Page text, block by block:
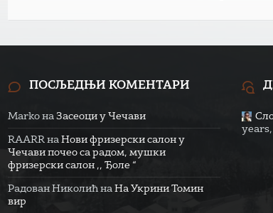
ПОСЉЕДЊИ КОМЕНТАРИ
Marko наЗасеоци у Чечави
RAARR наНови фризерски салон у
Чечави почео са радом, мушки
фризерски салон ,, Ђоле “
Радован Николић наНа Укрини Томин
вир
years,